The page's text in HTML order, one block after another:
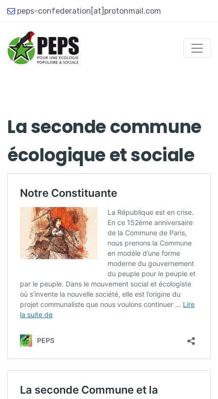
peps-confederation[at]protonmail.com
La seconde commune
écologique et sociale